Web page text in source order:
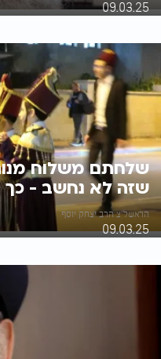
09.03.25
שלחתם משלוח
שזה לא נחשב - כך
הראשל"צ הרב יצחק יוסף
09.03.25